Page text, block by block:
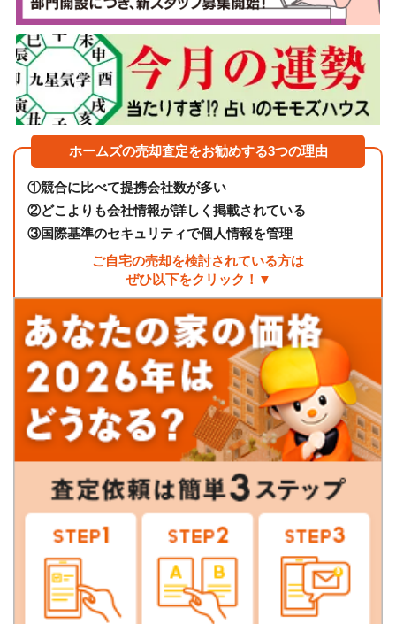
ホームズの売却査定をお勧めする3つの理由
①競合に比べて提携会社数が多い
②どこよりも会社情報が詳しく掲載されている
③国際基準のセキュリティで個人情報を管理
ご自宅の売却を検討されている方は
ぜひ以下をクリック！▼